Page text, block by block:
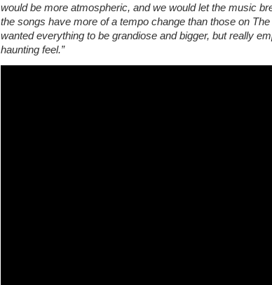
would be more atmospheric, and we would let the music
the songs have more of a tempo change than those on
wanted everything to be grandiose and bigger, but really
haunting feel.”